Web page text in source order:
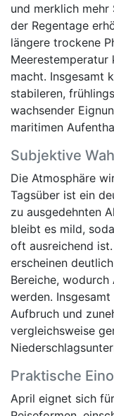
und merklich mehr
der Regentage
längere trockene
macht. Insgesamt
stabileren,
wachsender
maritimen
Subjektive
Die Atmosphäre
Tagsüber ist ein
zu ausgedehnten
bleibt es mild,
oft ausreichend
erscheinen
Bereiche,
werden.
Aufbruch und
vergleichsweise
Praktische
April eignet sich